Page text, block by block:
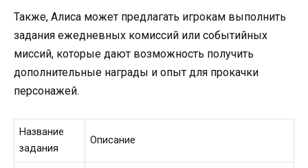
Также, Алиса может предлагать игрокам выполнить
задания ежедневных комиссий или событийных
миссий, которые дают возможность получить
дополнительные награды и опыт для прокачки
персонажей.
Название
задания
Описание